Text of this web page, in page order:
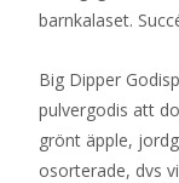
barnkalaset.
Big Dipper
pulvergodis att
grönt äpple,
osorterade, dvs